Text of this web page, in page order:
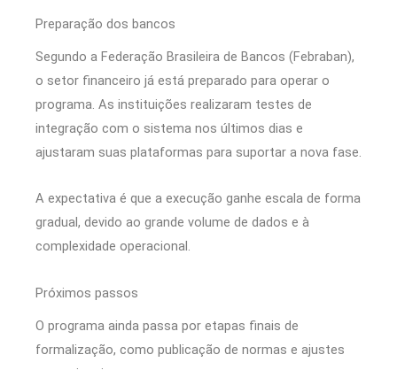
Preparação dos bancos
Segundo a Federação Brasileira de Bancos (Febraban),
o setor financeiro já está preparado para operar o
programa. As instituições realizaram testes de
integração com o sistema nos últimos dias e
ajustaram suas plataformas para suportar a nova fase.
A expectativa é que a execução ganhe escala de forma
gradual, devido ao grande volume de dados e à
complexidade operacional.
Próximos passos
O programa ainda passa por etapas finais de
formalização, como publicação de normas e ajustes